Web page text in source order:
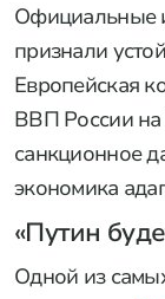
Официальные
признали
Европейская
ВВП России
санкционное
экономика
«Путин
Одной из